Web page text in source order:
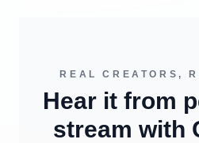
REAL CREATORS,
Hear it from
stream with